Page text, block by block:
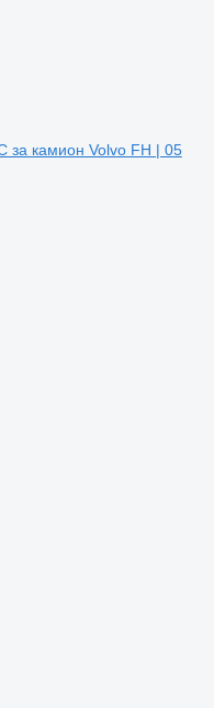
за камион Volvo FH | 05